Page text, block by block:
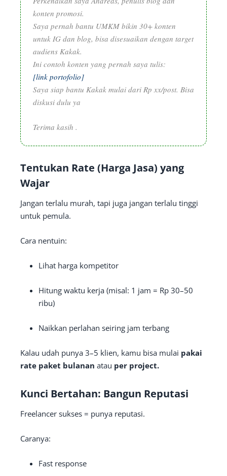
konten promosi.
Saya pernah bantu UMKM bikin 30+ konten
untuk IG dan blog, bisa disesuaikan dengan target
audiens Kakak.
Ini contoh konten yang pernah saya tulis:
[link portofolio]
Saya siap bantu Kakak mulai dari Rp xx/post. Bisa
diskusi dulu ya
Terima kasih .
Tentukan Rate (Harga Jasa) yang
Wajar
Jangan terlalu murah, tapi juga jangan terlalu tinggi
untuk pemula.
Cara nentuin:
Lihat harga kompetitor
Hitung waktu kerja (misal: 1 jam = Rp 30–50
ribu)
Naikkan perlahan seiring jam terbang
Kalau udah punya 3–5 klien, kamu bisa mulai pakai
rate paket bulanan atau per project.
Kunci Bertahan: Bangun Reputasi
Freelancer sukses = punya reputasi.
Caranya:
Fast response